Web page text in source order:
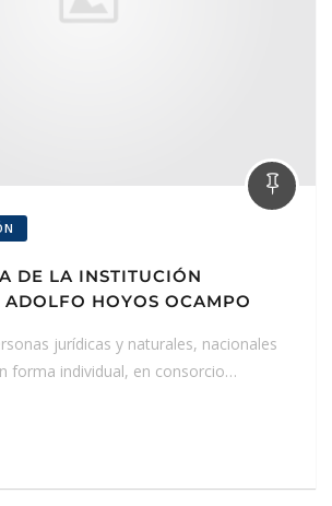
DE LA INSTITUCIÓN
ADOLFO HOYOS OCAMPO
jurídicas y naturales, nacionales
forma individual, en consorcio…